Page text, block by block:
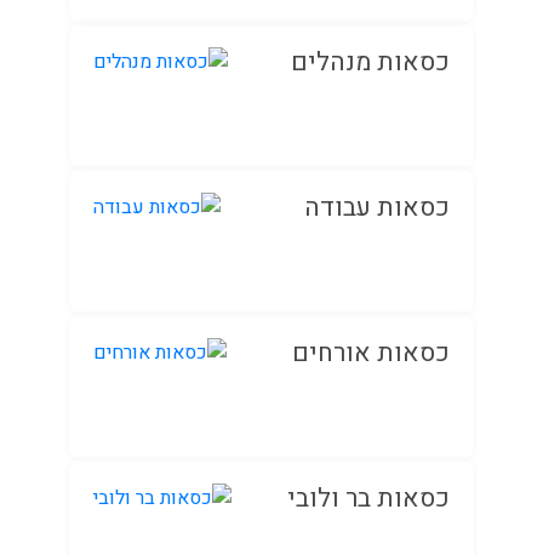
כסאות מנהלים
כסאות עבודה
כסאות אורחים
כסאות בר ולובי